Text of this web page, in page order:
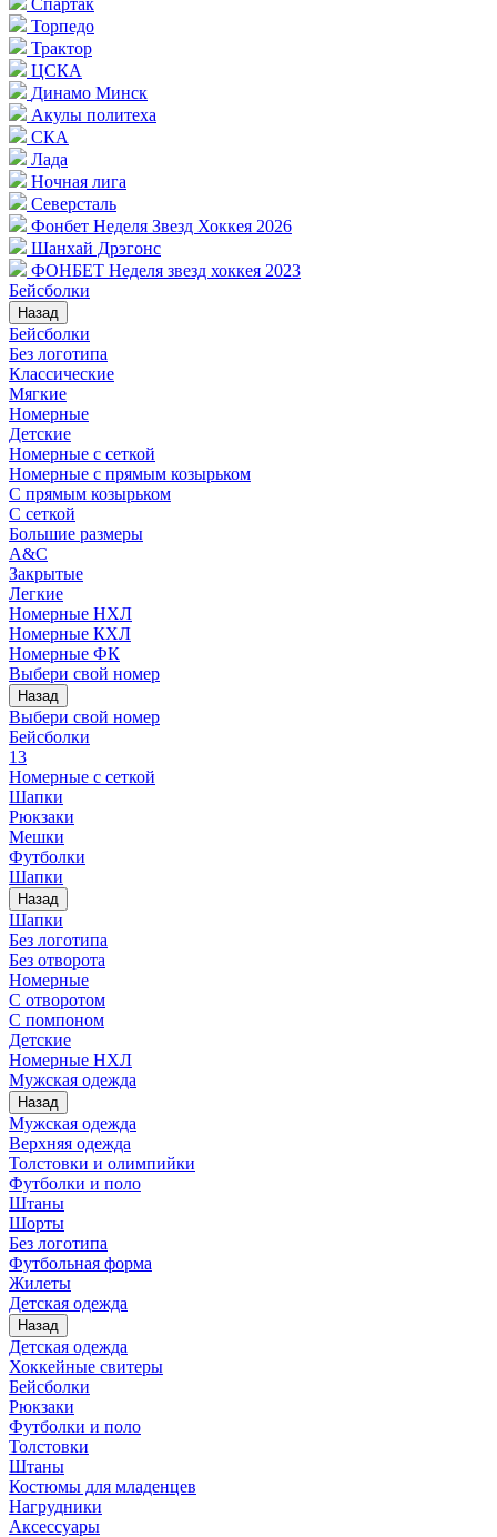
Спартак
Торпедо
Трактор
ЦСКА
Динамо Минск
Акулы политеха
СКА
Лада
Ночная лига
Северсталь
Фонбет Неделя Звезд Хоккея 2026
Шанхай Дрэгонс
ФОНБЕТ Неделя звезд хоккея 2023
Бейсболки
Назад
Бейсболки
Без логотипа
Классические
Мягкие
Номерные
Детские
Номерные с сеткой
Номерные с прямым козырьком
С прямым козырьком
С сеткой
Большие размеры
A&C
Закрытые
Легкие
Номерные НХЛ
Номерные КХЛ
Номерные ФК
Выбери свой номер
Назад
Выбери свой номер
Бейсболки
13
Номерные с сеткой
Шапки
Рюкзаки
Мешки
Футболки
Шапки
Назад
Шапки
Без логотипа
Без отворота
Номерные
С отворотом
С помпоном
Детские
Номерные НХЛ
Мужская одежда
Назад
Мужская одежда
Верхняя одежда
Толстовки и олимпийки
Футболки и поло
Штаны
Шорты
Без логотипа
Футбольная форма
Жилеты
Детская одежда
Назад
Детская одежда
Хоккейные свитеры
Бейсболки
Рюкзаки
Футболки и поло
Толстовки
Штаны
Костюмы для младенцев
Нагрудники
Аксессуары